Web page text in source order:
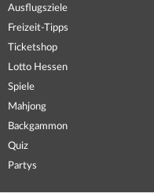
Ausflugsziele
Freizeit-Tipps
Ticketshop
Lotto Hessen
Spiele
Mahjong
Backgammon
Quiz
Partys